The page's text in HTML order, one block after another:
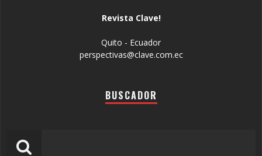
Revista Clave!
Quito - Ecuador
perspectivas@clave.com.ec
BUSCADOR